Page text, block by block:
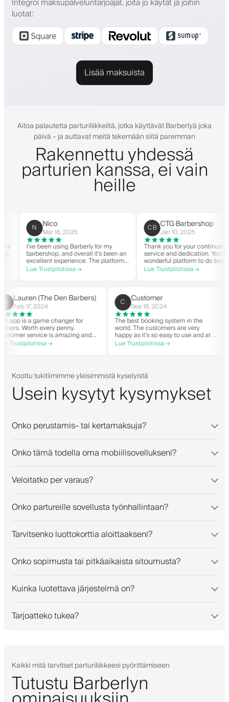
luotat:
Lisää maksuista
Aitoa palautetta parturiliikkeiltä, jotka käyttävät Barberlyä joka
päivä – ja auttavat meitä tekemään siitä paremman
Rakennettu yhdessä
parturien kanssa, ei vain
heille
Nico
Mar 18, 2025
I've been using Barberly for my
barbershop, and overall it's been an
excellent experience. The platform
is easy to use, reliable, and has
streamlined my booking process.
helpful.
Lue Trustpilotissa →
CB CTG Barbershop
Jan 10, 2025
Thank you for your continued
service and dedication. You have
wonderful platform to do business
with good spirit. Thank you from
CTG Barbershop.
Lue Trustpilotissa →
L( Lauren (The Den Barbers)
Feb 17, 2024
The app is a game changer for
barbers. Worth every penny.
Customer service is amazing and
helps with everything or whatever
they need. Definitely recommend.
Lue Trustpilotissa →
C Customer
Sep 16, 2024
The best booking system in the
world. The customers are very
happy as it's so easy to use and at a
great price. Plus, you get your own
personalised app, which is good for
people offering a great booking
system.
Lue Trustpilotissa →
Koottu tukitiimimme yleisimmistä kyselyistä
Usein kysytyt kysymykset
Onko perustamis- tai kertamaksuja?
Onko tämä todella oma mobiilisovellukseni?
Veloitatko per varaus?
Onko partureille sovellusta työnhallintaan?
Tarvitsenko luottokorttia aloittaakseni?
Onko sopimusta tai pitkäaikaista sitoumusta?
Kuinka luotettava järjestelmä on?
Tarjoatteko tukea?
Kaikki mitä tarvitset parturiliikkeesi pyörittämiseen
Tutustu Barberlyn